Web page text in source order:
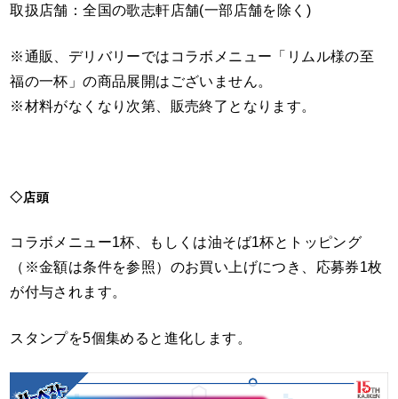
取扱店舗：全国の歌志軒店舗(一部店舗を除く)
※通販、デリバリーではコラボメニュー「リムル様の至
福の一杯」の商品展開はございません。
※材料がなくなり次第、販売終了となります。
◇店頭
コラボメニュー1杯、もしくは油そば1杯とトッピング
（※金額は条件を参照）のお買い上げにつき、応募券1枚
が付与されます。
スタンプを5個集めると進化します。